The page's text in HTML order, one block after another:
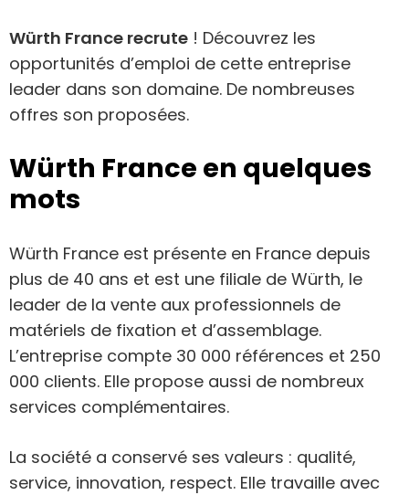
Würth France recrute ! Découvrez les
opportunités d’emploi de cette entreprise
leader dans son domaine. De nombreuses
offres son proposées.
Würth France en quelques
mots
Würth France est présente en France depuis
plus de 40 ans et est une filiale de Würth, le
leader de la vente aux professionnels de
matériels de fixation et d’assemblage.
L’entreprise compte 30 000 références et 250
000 clients. Elle propose aussi de nombreux
services complémentaires.
La société a conservé ses valeurs : qualité,
service, innovation, respect. Elle travaille avec